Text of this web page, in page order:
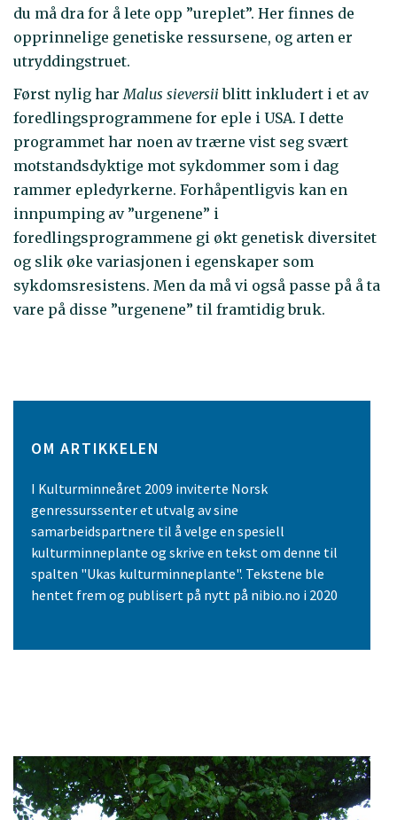
du må dra for å lete opp ”ureplet”. Her finnes de
opprinnelige genetiske ressursene, og arten er
utryddingstruet.
Først nylig har Malus sieversii blitt inkludert i et av
foredlingsprogrammene for eple i USA. I dette
programmet har noen av trærne vist seg svært
motstandsdyktige mot sykdommer som i dag
rammer epledyrkerne. Forhåpentligvis kan en
innpumping av ”urgenene” i
foredlingsprogrammene gi økt genetisk diversitet
og slik øke variasjonen i egenskaper som
sykdomsresistens. Men da må vi også passe på å ta
vare på disse ”urgenene” til framtidig bruk.
OM ARTIKKELEN
I Kulturminneåret 2009 inviterte Norsk
genressurssenter et utvalg av sine
samarbeidspartnere til å velge en spesiell
kulturminneplante og skrive en tekst om denne til
spalten "Ukas kulturminneplante". Tekstene ble
hentet frem og publisert på nytt på nibio.no i 2020